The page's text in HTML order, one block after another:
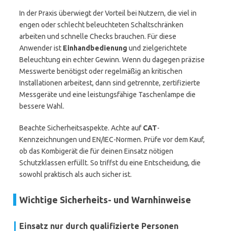
In der Praxis überwiegt der Vorteil bei Nutzern, die viel in
engen oder schlecht beleuchteten Schaltschränken
arbeiten und schnelle Checks brauchen. Für diese
Anwender ist Einhandbedienung und zielgerichtete
Beleuchtung ein echter Gewinn. Wenn du dagegen präzise
Messwerte benötigst oder regelmäßig an kritischen
Installationen arbeitest, dann sind getrennte, zertifizierte
Messgeräte und eine leistungsfähige Taschenlampe die
bessere Wahl.
Beachte Sicherheitsaspekte. Achte auf CAT-
Kennzeichnungen und EN/IEC-Normen. Prüfe vor dem Kauf,
ob das Kombigerät die für deinen Einsatz nötigen
Schutzklassen erfüllt. So triffst du eine Entscheidung, die
sowohl praktisch als auch sicher ist.
Wichtige Sicherheits- und Warnhinweise
Einsatz nur durch qualifizierte Personen